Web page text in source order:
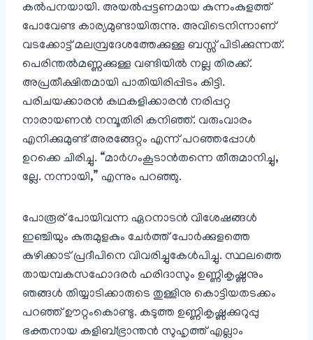
കൽപനയായി. അയൽപ്പട്ടണമായ കുന്നംകുളത്ത്
പോവേണ്ട കാര്യമുണ്ടായിരുന്നു. അവിടെനിന്നാണ്
വടക്കോട്ട്‌ മലമ്പ്രദേശത്തേക്കുള്ള ബസ്സ്‌ പിടിക്കുന്നത്.
പെരിന്തൽമണ്ണക്കുള്ള വണ്ടിയിൽ നല്ല തിരക്ക്.
അപ്രതീക്ഷിതമായി പാതിയിരിപ്പിടം കിട്ടി.
പരിചയക്കാരൻ കഥകളിക്കാരൻ നരിപ്പറ്റ
നാരായണൻ നമ്പൂതിരി കനിഞ്ഞ്‌. വരുംവാരം
എനിക്കുമുണ്ട് അരങ്ങേറ്റം എന്ന് പറഞ്ഞപ്പോൾ
ഉറക്കെ ചിരിച്ചു. “മാർഗംകൂടാൻതന്നെ തീരുമാനിച്ചു,
ല്ലേ. നന്നായി,” എന്നും പറഞ്ഞു.
പോരൂര് പോയിവന്ന ഏറനാടൻ വിശേഷങ്ങൾ
ഇഞ്ചിയും കുരുമുളകും ചേർത്ത് പോർക്കുളത്തെ
കുഴിക്കാട് പ്രദീപിനെ വിവരിച്ചുകേൾപിച്ചു. സ്ഥലത്തെ
തായമ്പകസഹോദരർ ഹരിദാസും ഉണ്ണികൃഷ്ണനും
ഞങ്ങൾ തിയ്യാടിക്കാരുടെ തുള്ളിനു കൊട്ടിയതടക്കം
പറഞ്ഞ് ഊറ്റംകൊണ്ടു. കടുത്ത ഉണ്ണികൃഷ്ണക്കുറുപ്പു
ഭക്തനായ കളിബ്ഭ്രാന്തൻ സുഹൃത്ത് എല്ലാം